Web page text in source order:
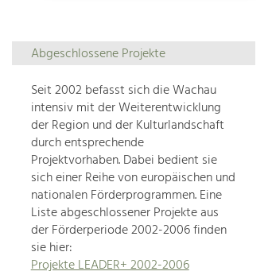
Themenübersicht
Die
Regionalentwicklung
in
unserer
Region
ist
sehr
vielfältig.
Deshalb
geben
wir
hier
Abgeschlossene Projekte
Seit 2002 befasst sich die Wachau
intensiv mit der Weiterentwicklung
der Region und der Kulturlandschaft
durch entsprechende
Projektvorhaben. Dabei bedient sie
sich einer Reihe von europäischen und
nationalen Förderprogrammen. Eine
Liste abgeschlossener Projekte aus
der Förderperiode 2002-2006 finden
sie hier:
Projekte LEADER+ 2002-2006